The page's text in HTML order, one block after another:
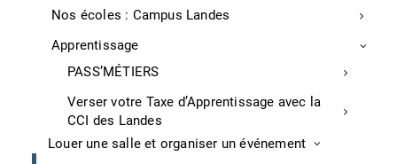
Nos écoles : Campus Landes
Apprentissage
PASS’MÉTIERS
Verser votre Taxe d’Apprentissage avec la
CCI des Landes
Louer une salle et organiser un événement
Document unique Restaurant
Document unique Commerce
Accessibilité Commerce
Réglementation pour les commerçants